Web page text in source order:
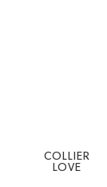
COLLIER
LOVE